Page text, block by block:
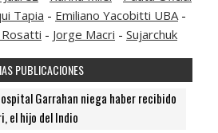
Tapia - Emiliano Yacobitti UBA-
- Jorge Macri - Sujarchuk
PUBLICACIONES
Garrahan niega haber recibido
el hijo del Indio